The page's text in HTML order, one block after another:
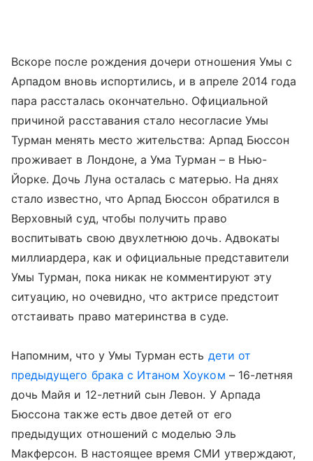
Вскоре после рождения дочери отношения Умы с
Арпадом вновь испортились, и в апреле 2014 года
пара рассталась окончательно. Официальной
причиной расставания стало несогласие Умы
Турман менять место жительства: Арпад Бюссон
проживает в Лондоне, а Ума Турман – в Нью-
Йорке. Дочь Луна осталась с матерью. На днях
стало известно, что Арпад Бюссон обратился в
Верховный суд, чтобы получить право
воспитывать свою двухлетнюю дочь. Адвокаты
миллиардера, как и официальные представители
Умы Турман, пока никак не комментируют эту
ситуацию, но очевидно, что актрисе предстоит
отстаивать право материнства в суде.
Напомним, что у Умы Турман есть дети от
предыдущего брака с Итаном Хоуком – 16-летняя
дочь Майя и 12-летний сын Левон. У Арпада
Бюссона также есть двое детей от его
предыдущих отношений с моделью Эль
Макферсон. В настоящее время СМИ утверждают,